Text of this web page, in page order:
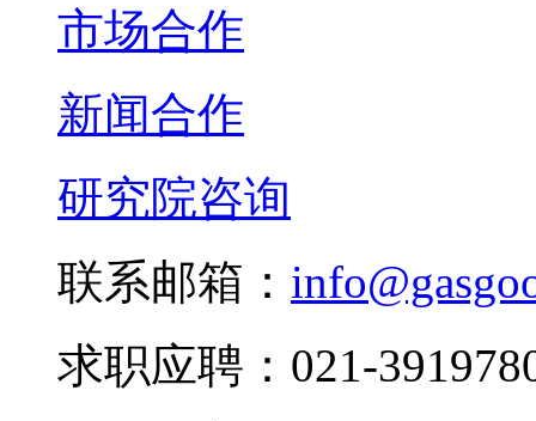
市场合作
新闻合作
研究院咨询
联系邮箱：
求职应聘：021-